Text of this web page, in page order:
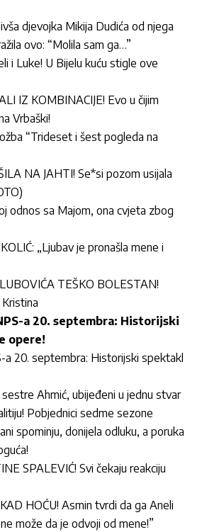
djevojka Mikija Dudića od njega
ovo: “Molila sam ga…”
i Luke! U Bijelu kuću stigle ove
IZ KOMBINACIJE! Evo u čijim
Vrbaški!
“Trideset i šest pogleda na
NA JAHTI! Se*si pozom usijala
odnos sa Majom, ona cvjeta zbog
„Ljubav je pronašla mene i
TEŠKO BOLESTAN!
a 20. septembra: Historijski
opere!
a 20. septembra: Historijski spektakl
sestre Ahmić, ubijeđeni u jednu stvar
Pobjednici sedme sezone
spominju, donijela odluku, a poruka
SPALEVIĆ! Svi čekaju reakciju
HOĆU! Asmin tvrdi da ga Aneli
može da je odvoji od mene!”